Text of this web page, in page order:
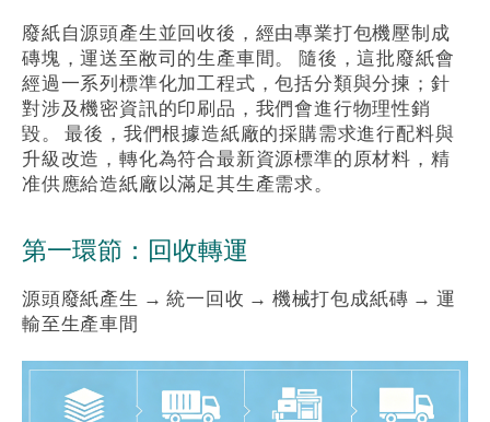
廢紙自源頭產生並回收後，經由專業打包機壓制成
磚塊，運送至敝司的生產車間。 隨後，這批廢紙會
經過一系列標準化加工程式，包括分類與分揀；針
對涉及機密資訊的印刷品，我們會進行物理性銷
毀。 最後，我們根據造紙廠的採購需求進行配料與
升級改造，轉化為符合最新資源標準的原材料，精
准供應給造紙廠以滿足其生產需求。
第一環節：回收轉運
源頭廢紙產生 → 統一回收 → 機械打包成紙磚 → 運
輸至生產車間